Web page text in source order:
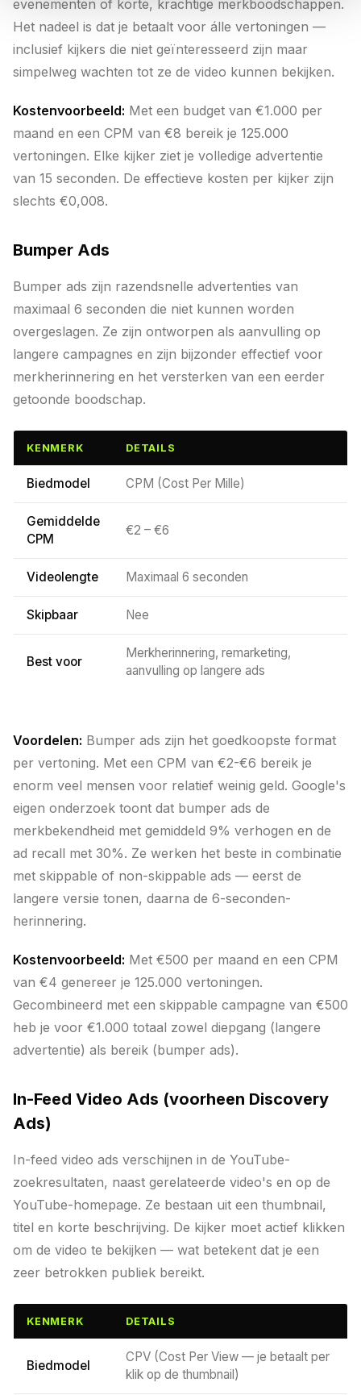
evenementen of korte, krachtige merkboodschappen.
Het nadeel is dat je betaalt voor álle vertoningen —
inclusief kijkers die niet geïnteresseerd zijn maar
simpelweg wachten tot ze de video kunnen bekijken.
Kostenvoorbeeld: Met een budget van €1.000 per
maand en een CPM van €8 bereik je 125.000
vertoningen. Elke kijker ziet je volledige advertentie
van 15 seconden. De effectieve kosten per kijker zijn
slechts €0,008.
Bumper Ads
Bumper ads zijn razendsnelle advertenties van
maximaal 6 seconden die niet kunnen worden
overgeslagen. Ze zijn ontworpen als aanvulling op
langere campagnes en zijn bijzonder effectief voor
merkherinnering en het versterken van een eerder
getoonde boodschap.
KENMERK DETAILS
Biedmodel CPM (Cost Per Mille)
Gemiddelde
CPM
€2 – €6
Videolengte Maximaal 6 seconden
Skipbaar Nee
Best voor
Merkherinnering, remarketing,
aanvulling op langere ads
Voordelen: Bumper ads zijn het goedkoopste format
per vertoning. Met een CPM van €2-€6 bereik je
enorm veel mensen voor relatief weinig geld. Google's
eigen onderzoek toont dat bumper ads de
merkbekendheid met gemiddeld 9% verhogen en de
ad recall met 30%. Ze werken het beste in combinatie
met skippable of non-skippable ads — eerst de
langere versie tonen, daarna de 6-seconden-
herinnering.
Kostenvoorbeeld: Met €500 per maand en een CPM
van €4 genereer je 125.000 vertoningen.
Gecombineerd met een skippable campagne van €500
heb je voor €1.000 totaal zowel diepgang (langere
advertentie) als bereik (bumper ads).
In-Feed Video Ads (voorheen Discovery
Ads)
In-feed video ads verschijnen in de YouTube-
zoekresultaten, naast gerelateerde video's en op de
YouTube-homepage. Ze bestaan uit een thumbnail,
titel en korte beschrijving. De kijker moet actief klikken
om de video te bekijken — wat betekent dat je een
zeer betrokken publiek bereikt.
KENMERK DETAILS
Biedmodel
CPV (Cost Per View — je betaalt per
klik op de thumbnail)